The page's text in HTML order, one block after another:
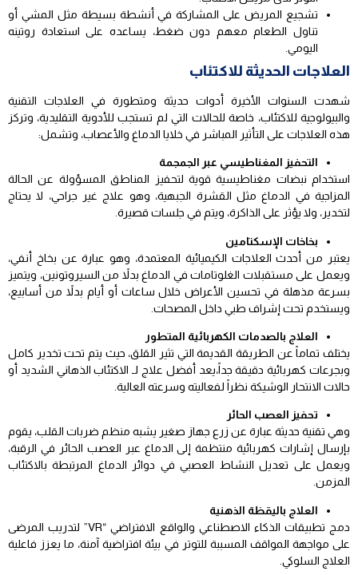
تشجيع المريض على المشاركة في أنشطة بسيطة مثل المشي أو
تناول الطعام معهم دون ضغط، يساعده على استعادة روتينه
اليومي.
العلاجات الحديثة للاكتئاب
شهدت السنوات الأخيرة أدوات حديثة ومتطورة في العلاجات التقنية
والبيولوجية للاكتئاب، خاصة للحالات التي لم تستجب للأدوية التقليدية، وتركز
هذه العلاجات على التأثير المباشر في خلايا الدماغ والأعصاب، وتشمل:
التحفيز المغناطيسي عبر الجمجمة
استخدام نبضات مغناطيسية قوية لتحفيز المناطق المسؤولة عن الحالة
المزاجية في الدماغ مثل القشرة الجبهية، وهو علاج غير جراحي، لا يحتاج
لتخدير، ولا يؤثر على الذاكرة، ويتم في جلسات قصيرة.
بخاخات الإسكتامين
يعتبر من أحدث العلاجات الكيميائية المعتمدة، وهو عبارة عن بخاخ أنفي،
ويعمل على مستقبلات الغلوتامات في الدماغ بدلاً من السيروتونين، ويتميز
بسرعة مذهلة في تحسين الأعراض خلال ساعات أو أيام بدلاً من أسابيع،
ويستخدم تحت إشراف طبي داخل المصحات.
العلاج بالصدمات الكهربائية المتطور
يختلف تماماً عن الطريقة القديمة التي تثير القلق، حيث يتم تحت تخدير كامل
وبجرعات كهربائية دقيقة جداً،يعد أفضل علاج لـ الاكتئاب الذهاني الشديد أو
حالات الانتحار الوشيكة نظراً لفعاليته وسرعته العالية.
تحفيز العصب الحائر
وهي تقنية حديثة عبارة عن زرع جهاز صغير يشبه منظم ضربات القلب، يقوم
بإرسال إشارات كهربائية منتظمة إلى الدماغ عبر العصب الحائر في الرقبة،
ويعمل على تعديل النشاط العصبي في دوائر الدماغ المرتبطة بالاكتئاب
المزمن.
العلاج باليقظة الذهنية
دمج تطبيقات الذكاء الاصطناعي والواقع الافتراضي “VR” لتدريب المرضى
على مواجهة المواقف المسببة للتوتر في بيئة افتراضية آمنة، ما يعزز فاعلية
العلاج السلوكي.